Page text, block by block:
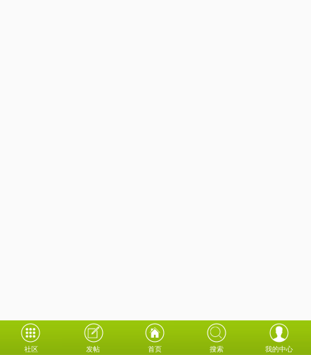
社区 发帖 首页 搜索 我的中心